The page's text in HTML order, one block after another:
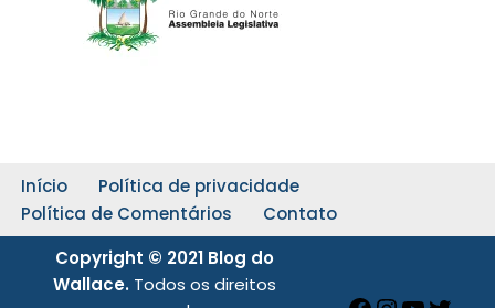
Início
Política de privacidade
Política de Comentários
Contato
Copyright © 2021 Blog do
Wallace. Todos os direitos